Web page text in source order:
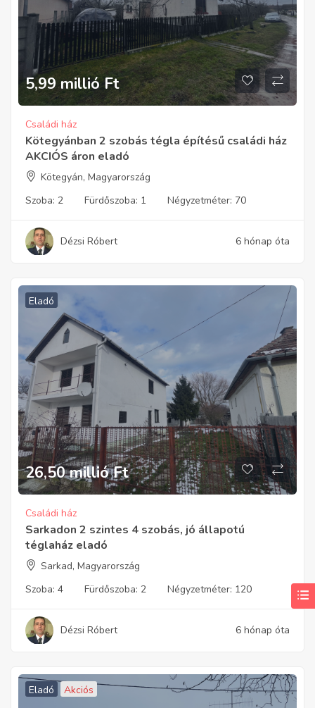
5,99 millió Ft
Családi ház
Kötegyánban 2 szobás tégla építésű családi ház
AKCIÓS áron eladó
Kötegyán, Magyarország
Szoba: 2 Fürdőszoba: 1 Négyzetméter: 70
Dézsi Róbert 6 hónap óta
Eladó
26,50 millió Ft
Családi ház
Sarkadon 2 szintes 4 szobás, jó állapotú
téglaház eladó
Sarkad, Magyarország
Szoba: 4 Fürdőszoba: 2 Négyzetméter: 120
Dézsi Róbert 6 hónap óta
Eladó Akciós